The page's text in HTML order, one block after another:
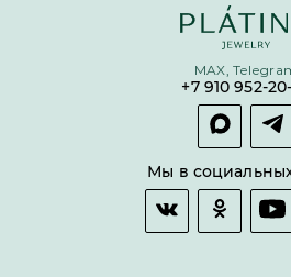
Условия кредитования и рассрочки
Гарантии качества
Часто задаваемые вопросы
MAX,
+7 910 952-
Мы в